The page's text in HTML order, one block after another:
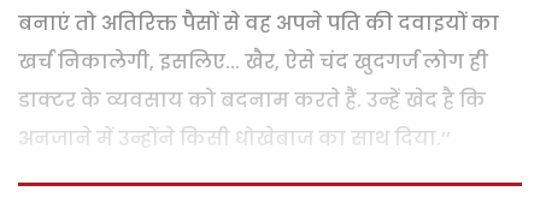
बनाएं तो अतिरिक्त पैसों से वह अपने पति की दवाइयों का
खर्च निकालेगी, इसलिए... खैर, ऐसे चंद खुदगर्ज लोग ही
डाक्टर के व्यवसाय को बदनाम करते हैं. उन्हें खेद है कि
अनजाने में उन्होंने किसी धोखेबाज का साथ दिया.’’